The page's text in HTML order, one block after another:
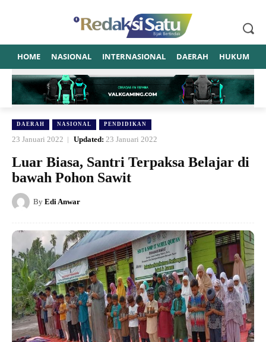
HOME NASIONAL INTERNASIONAL DAERAH HUKUM
DAERAH NASIONAL PENDIDIKAN
23 Januari 2022 Updated: 23 Januari 2022
Luar Biasa, Santri Terpaksa Belajar di
bawah Pohon Sawit
By Edi Anwar